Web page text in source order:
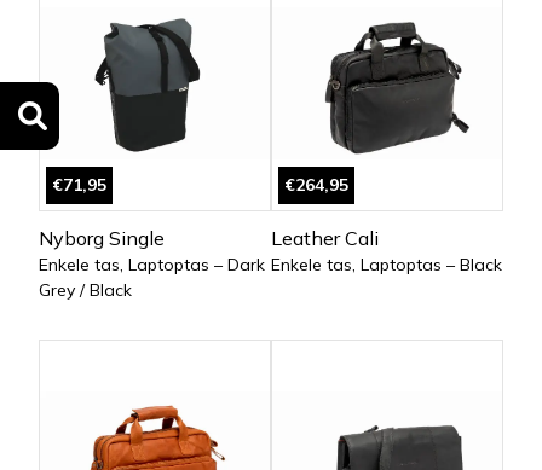
€71,95
Nyborg Single
Enkele tas, Laptoptas – Dark
Grey / Black
€264,95
Leather Cali
Enkele tas, Laptoptas – Black